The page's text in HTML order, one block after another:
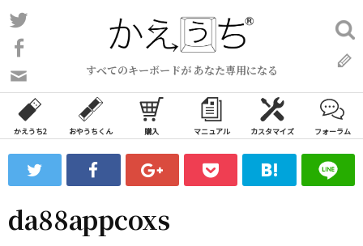
コ
ン
ン
ツ
ス
ッ
すべてのキーボードが あなた専用になる
い
合
わ
フ
ォ
ム
検
索:
かえうち2 おやうちくん 購入 マニュアル カスタマイズ フォーラム
da88appcoxs